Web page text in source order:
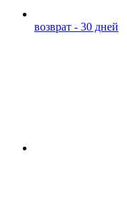
возврат - 30 дней